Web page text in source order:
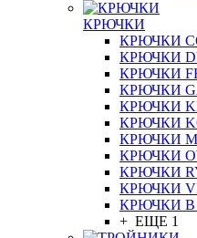
КРЮЧКИ
КРЮЧКИ
КРЮЧКИ
КРЮЧКИ
КРЮЧКИ
КРЮЧКИ
КРЮЧКИ
КРЮЧКИ
КРЮЧКИ
КРЮЧКИ
КРЮЧКИ
КРЮЧКИ
+ ЕЩЕ 1